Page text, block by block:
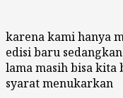
karena kami hanya
edisi baru
lama masih bisa kita
syarat menukarkan